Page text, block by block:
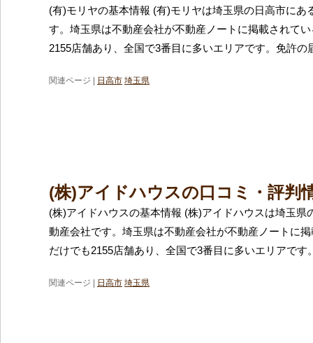
(有)モリヤの基本情報 (有)モリヤは埼玉県の日高市にあ
す。埼玉県は不動産会社が不動産ノートに掲載されて
2155店舗あり、全国で3番目に多いエリアです。免許の
関連ページ | 日高市 埼玉県
(株)アイドハウスの口コミ・評判
(株)アイドハウスの基本情報 (株)アイドハウスは埼玉県
動産会社です。埼玉県は不動産会社が不動産ノートに
だけでも2155店舗あり、全国で3番目に多いエリアです
関連ページ | 日高市 埼玉県